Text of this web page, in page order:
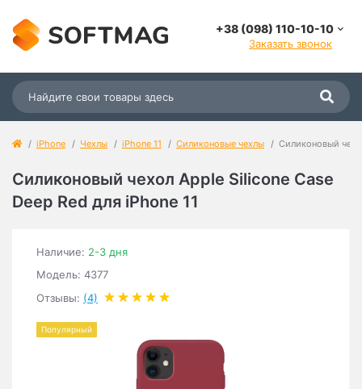
+38 (098) 110-10-10
Заказать звонок
iPhone Чехлы iPhone 11 Силиконовые чехлы Силиконовый
Силиконовый чехол Apple Silicone Case
Deep Red для iPhone 11
Наличие: 2-3 дня
Модель: 4377
Отзывы: (4)
Популярный